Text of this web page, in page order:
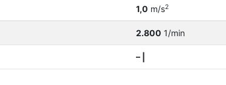
1,0 m/s2
2.800 1/min
– |